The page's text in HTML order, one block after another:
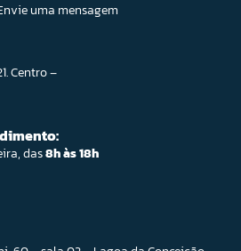
uma mensagem
Centro –
das8h às 18h